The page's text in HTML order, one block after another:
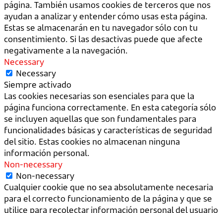
página. También usamos cookies de terceros que nos
ayudan a analizar y entender cómo usas esta página.
Estas se almacenarán en tu navegador sólo con tu
consentimiento. Si las desactivas puede que afecte
negativamente a la navegación.
Necessary
Necessary
Siempre activado
Las cookies necesarias son esenciales para que la
página funciona correctamente. En esta categoría sólo
se incluyen aquellas que son fundamentales para
funcionalidades básicas y características de seguridad
del sitio. Estas cookies no almacenan ninguna
información personal.
Non-necessary
Non-necessary
Cualquier cookie que no sea absolutamente necesaria
para el correcto funcionamiento de la página y que se
utilice para recolectar información personal del usuario